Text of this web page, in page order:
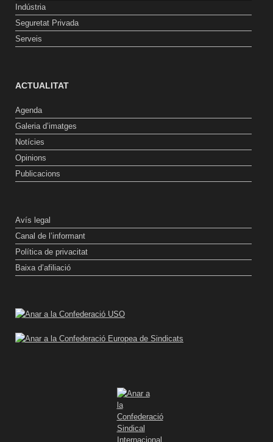
Indústria
Seguretat Privada
Serveis
ACTUALITAT
Agenda
Galeria d’imatges
Notícies
Opinions
Publicacions
Avís legal
Canal de l’informant
Política de privacitat
Baixa d’afiliació